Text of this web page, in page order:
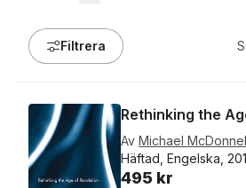
Filtrera
Rethinking the
Av Michael
Häftad, Engelska,
495 kr